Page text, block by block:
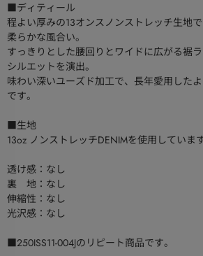
■ディティール
程よい厚みの13オンスノンストレッチ生地
柔らかな風合い。
すっきりとした腰回りとワイドに広がる裾
シルエットを演出。
味わい深いユーズド加工で、長年愛用した
です。
■生地
13oz ノンストレッチDENIMを使用しています
透け感：なし
裏 地：なし
伸縮性：なし
光沢感：なし
■250ISS11-004Jのリピート商品です。